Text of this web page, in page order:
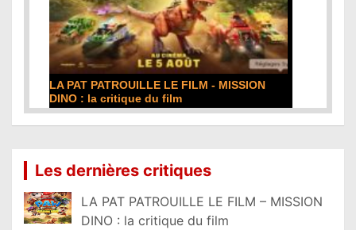
DE LA COMÉDIE-FRANÇAISE : la critique du
film
Les dernières critiques
LA PAT PATROUILLE LE FILM – MISSION
DINO : la critique du film